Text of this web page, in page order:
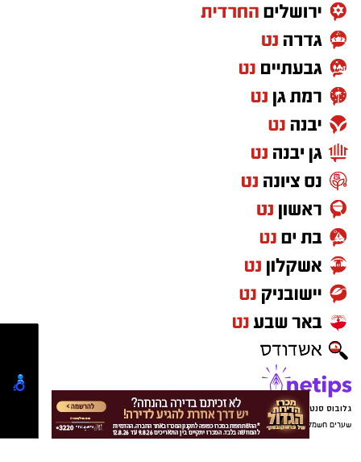
גלובוס סנטר חוף אשקלון
שערים חשמליים בבאר שבע
עורך דין באשדוד